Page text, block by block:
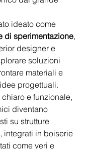
ideato come
di sperimentazione,
designer e
soluzioni
materiali e
progettuali.
e funzionale,
diventano
su strutture
integrati in boiserie
come veri e